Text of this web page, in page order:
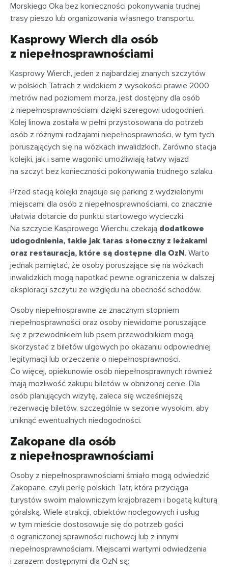
Morskiego Oka bez konieczności pokonywania trudnej
trasy pieszo lub organizowania własnego transportu.
Kasprowy Wierch dla osób
z niepełnosprawnościami
Kasprowy Wierch, jeden z najbardziej znanych szczytów
w polskich Tatrach z widokiem z wysokości prawie 2000
metrów nad poziomem morza, jest dostępny dla osób
z niepełnosprawnościami dzięki szeregowi udogodnień.
Kolej linowa została w pełni przystosowana do potrzeb
osób z różnymi rodzajami niepełnosprawności, w tym tych
poruszających się na wózkach inwalidzkich. Zarówno stacja
kolejki, jak i same wagoniki umożliwiają łatwy wjazd
na szczyt bez konieczności pokonywania trudnego szlaku.
Przed stacją kolejki znajduje się parking z wydzielonymi
miejscami dla osób z niepełnosprawnościami, co znacznie
ułatwia dotarcie do punktu startowego wycieczki.
Na szczycie Kasprowego Wierchu czekają dodatkowe
udogodnienia, takie jak taras słoneczny z leżakami
oraz restauracja, które są dostępne dla OzN. Warto
jednak pamiętać, że osoby poruszające się na wózkach
inwalidzkich mogą napotkać pewne ograniczenia w dalszej
eksploracji szczytu ze względu na obecność schodów.
Osoby niepełnosprawne ze znacznym stopniem
niepełnosprawności oraz osoby niewidome poruszające
się z przewodnikiem lub psem przewodnikiem mogą
skorzystać z biletów ulgowych po okazaniu odpowiedniej
legitymacji lub orzeczenia o niepełnosprawności.
Co więcej, opiekunowie osób niepełnosprawnych również
mają możliwość zakupu biletów w obniżonej cenie. Dla
osób planujących wizytę, zaleca się wcześniejszą
rezerwację biletów, szczególnie w sezonie wysokim, aby
uniknąć ewentualnych niedogodności.
Zakopane dla osób
z niepełnosprawnościami
Osoby z niepełnosprawnościami śmiało mogą odwiedzić
Zakopane, czyli perłę polskich Tatr, która przyciąga
turystów swoim malowniczym krajobrazem i bogatą kulturą
góralską. Wiele atrakcji, obiektów noclegowych i usług
w tym mieście dostosowuje się do potrzeb gości
o ograniczonej sprawności ruchowej lub z innymi
niepełnosprawnościami. Miejscami wartymi odwiedzenia
i zarazem dostępnymi dla OzN są: